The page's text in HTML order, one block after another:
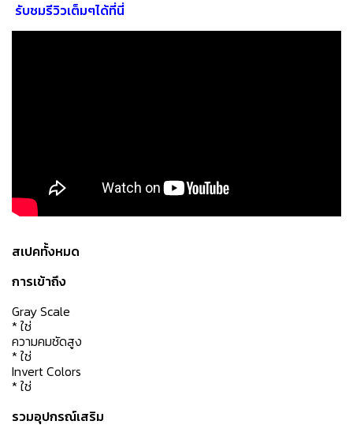
รับชมรีวิวเต็มๆได้ที่นี่
สเปคทั้งหมด
การเข้าถึง
Gray Scale
* ใช่
ความคมชัดสูง
* ใช่
Invert Colors
* ใช่
รวมอุปกรณ์เสริม